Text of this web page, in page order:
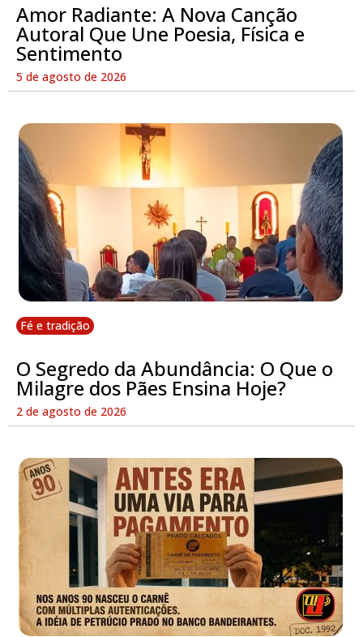
Amor Radiante: A Nova Canção
Autoral Que Une Poesia, Física e
Sentimento
5 de agosto de 2026
Fé e tradição
O Segredo da Abundância: O Que o
Milagre dos Pães Ensina Hoje?
2 de agosto de 2026